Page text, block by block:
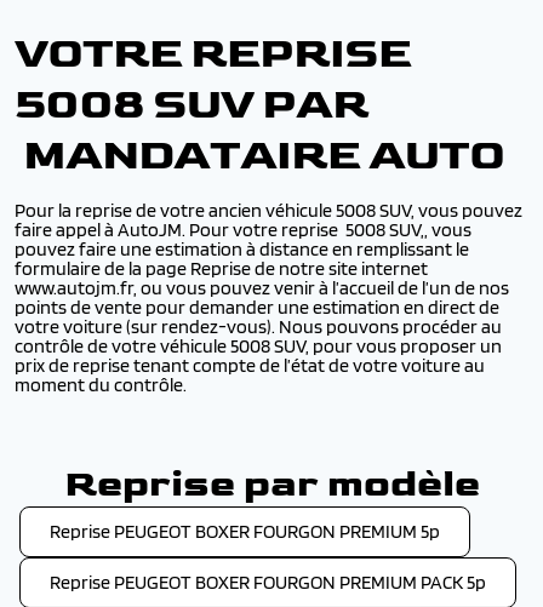
VOTRE REPRISE
5008 SUV PAR
MANDATAIRE AUTO
Pour la reprise de votre ancien véhicule 5008 SUV, vous pouvez
faire appel à AutoJM. Pour votre reprise 5008 SUV,, vous
pouvez faire une estimation à distance en remplissant le
formulaire de la page Reprise de notre site internet
www.autojm.fr, ou vous pouvez venir à l’accueil de l’un de nos
points de vente pour demander une estimation en direct de
votre voiture (sur rendez-vous). Nous pouvons procéder au
contrôle de votre véhicule 5008 SUV, pour vous proposer un
prix de reprise tenant compte de l’état de votre voiture au
moment du contrôle.
Reprise par modèle
Reprise PEUGEOT BOXER FOURGON PREMIUM 5p
Reprise PEUGEOT BOXER FOURGON PREMIUM PACK 5p